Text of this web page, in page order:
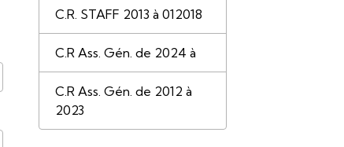
C.R. STAFF 2013 à 012018
C.R Ass. Gén. de 2024 à
C.R Ass. Gén. de 2012 à
2023